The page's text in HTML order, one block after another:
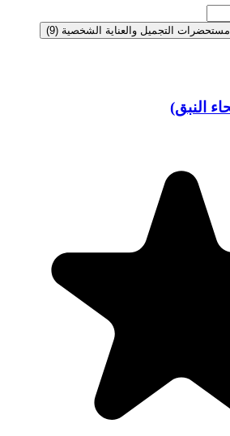
مستحضرات التجميل والعناية الشخصية (
9
)